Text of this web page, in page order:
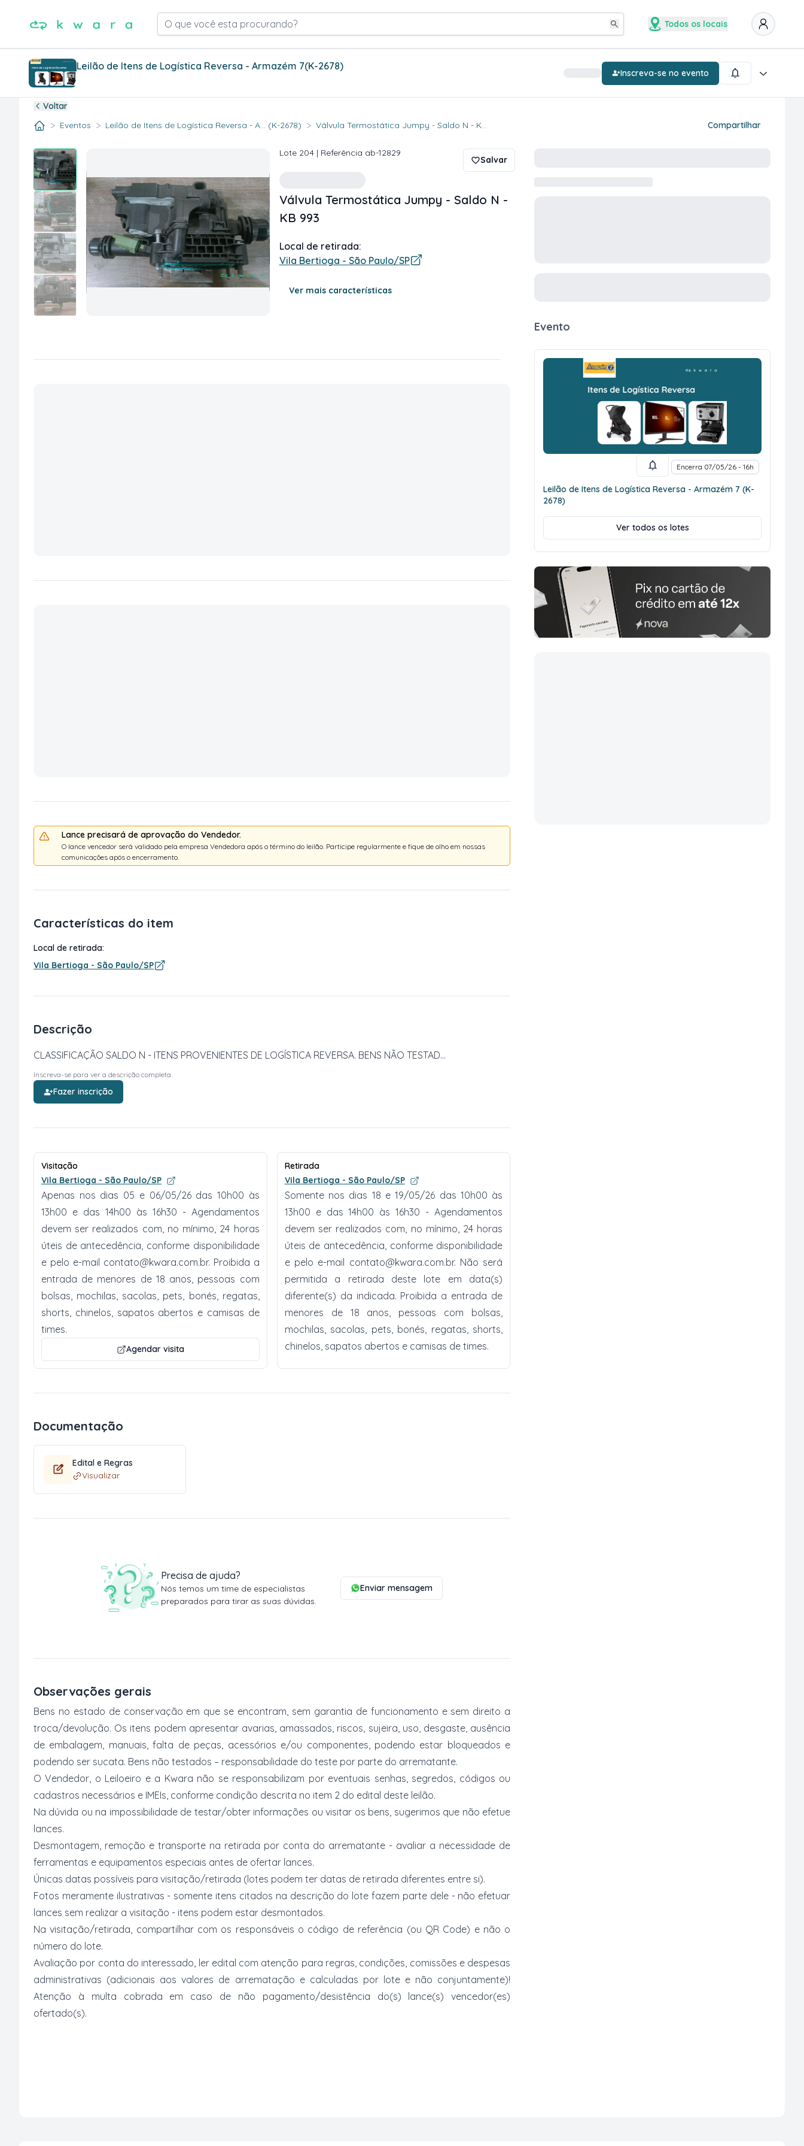
O que você esta procurando? Todos os locais
Leilão de Itens de Logística Reversa - Armazém 7(K-2678)
Inscreva-se no evento
Voltar
> Eventos > Leilão de Itens de Logística Reversa - A... (K-2678) > Válvula Termostática Jumpy - Saldo N - K... Compartilhar
Lote 204| Referência ab-12829
Salvar
Válvula Termostática Jumpy - Saldo N -
KB 993
Local de retirada:
Vila Bertioga - São Paulo/SP
Ver mais características
Evento
Encerra 07/05/26 - 16h
Leilão de Itens de Logística Reversa - Armazém 7 (K-
2678)
Ver todos os lotes
Lance precisará de aprovação do Vendedor.
O lance vencedor será validado pela empresa Vendedora após o término do leilão. Participe regularmente e fique de olho em nossas
comunicações após o encerramento.
Características do item
Local de retirada:
Vila Bertioga - São Paulo/SP
Descrição
CLASSIFICAÇÃO SALDO N - ITENS PROVENIENTES DE LOGÍSTICA REVERSA. BENS NÃO TESTAD...
Inscreva-se para ver a descrição completa
Fazer inscrição
Visitação
Vila Bertioga - São Paulo/SP
Apenas nos dias 05 e 06/05/26 das 10h00 às
13h00 e das 14h00 às 16h30 - Agendamentos
devem ser realizados com, no mínimo, 24 horas
úteis de antecedência, conforme disponibilidade
e pelo e-mail contato@kwara.com.br. Proibida a
entrada de menores de 18 anos, pessoas com
bolsas, mochilas, sacolas, pets, bonés, regatas,
shorts, chinelos, sapatos abertos e camisas de
times.
Agendar visita
Retirada
Vila Bertioga - São Paulo/SP
Somente nos dias 18 e 19/05/26 das 10h00 às
13h00 e das 14h00 às 16h30 - Agendamentos
devem ser realizados com, no mínimo, 24 horas
úteis de antecedência, conforme disponibilidade
e pelo e-mail contato@kwara.com.br. Não será
permitida a retirada deste lote em data(s)
diferente(s) da indicada. Proibida a entrada de
menores de 18 anos, pessoas com bolsas,
mochilas, sacolas, pets, bonés, regatas, shorts,
chinelos, sapatos abertos e camisas de times.
Documentação
Edital e Regras
Visualizar
Precisa de ajuda?
Nós temos um time de especialistas
preparados para tirar as suas dúvidas.
Enviar mensagem
Observações gerais
Bens no estado de conservação em que se encontram, sem garantia de funcionamento e sem direito a
troca/devolução. Os itens podem apresentar avarias, amassados, riscos, sujeira, uso, desgaste, ausência
de embalagem, manuais, falta de peças, acessórios e/ou componentes, podendo estar bloqueados e
podendo ser sucata. Bens não testados – responsabilidade do teste por parte do arrematante.
O Vendedor, o Leiloeiro e a Kwara não se responsabilizam por eventuais senhas, segredos, códigos ou
cadastros necessários e IMEIs, conforme condição descrita no item 2 do edital deste leilão.
Na dúvida ou na impossibilidade de testar/obter informações ou visitar os bens, sugerimos que não efetue
lances.
Desmontagem, remoção e transporte na retirada por conta do arrematante - avaliar a necessidade de
ferramentas e equipamentos especiais antes de ofertar lances.
Únicas datas possíveis para visitação/retirada (lotes podem ter datas de retirada diferentes entre si).
Fotos meramente ilustrativas - somente itens citados na descrição do lote fazem parte dele - não efetuar
lances sem realizar a visitação - itens podem estar desmontados.
Na visitação/retirada, compartilhar com os responsáveis o código de referência (ou QR Code) e não o
número do lote.
Avaliação por conta do interessado, ler edital com atenção para regras, condições, comissões e despesas
administrativas (adicionais aos valores de arrematação e calculadas por lote e não conjuntamente)!
Atenção à multa cobrada em caso de não pagamento/desistência do(s) lance(s) vencedor(es)
ofertado(s).